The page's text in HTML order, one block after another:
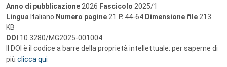
Anno di pubblicazione 2026 Fascicolo 2025/1
Lingua Italiano Numero pagine 21 P. 44-64 Dimensione file 213
KB
DOI 10.3280/MG2025-001004
Il DOI è il codice a barre della proprietà intellettuale: per saperne di
più clicca qui